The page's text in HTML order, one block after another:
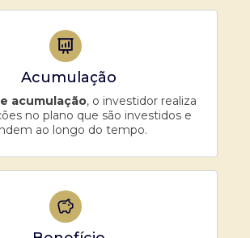
Acumulação
acumulação, o investidor realiza
no plano que são investidos e
ao longo do tempo.